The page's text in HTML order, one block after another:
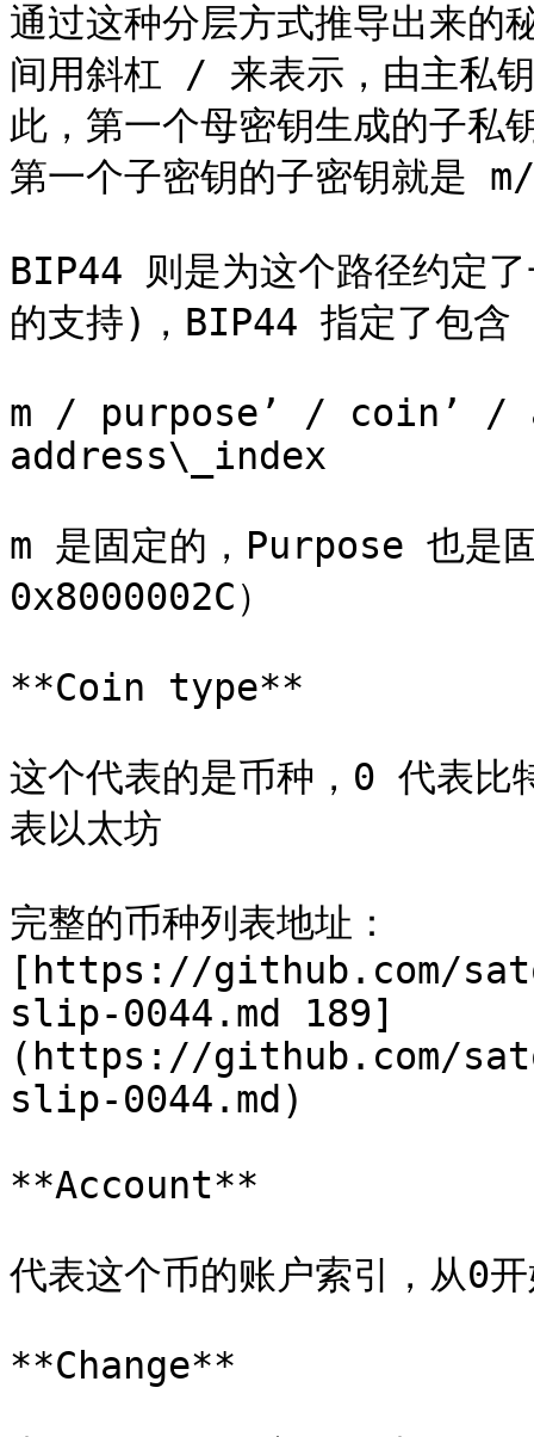
通过这种分层方式推导出来的
间用斜杠 / 来表示，由主私
此，第一个母密钥生成的子
第一个子密钥的子密钥就是
BIP44 则是为这个路径约定
的支持)，BIP44 指定了包含
m / purpose’ / coin’ /
address\_index
m 是固定的，Purpose 也是
0x8000002C）
**Coin type**
这个代表的是币种，0 代表
表以太坊
完整的币种列表地址：
[https://github.com/
slip-0044.md 189]
(https://github.com/
slip-0044.md)
**Account**
代表这个币的账户索引，从0
**Change**